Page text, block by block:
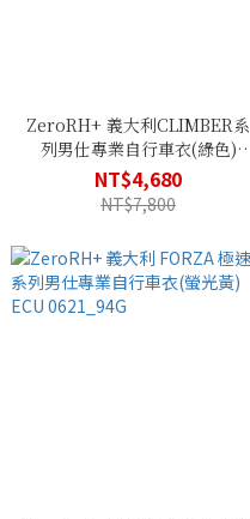
ZeroRH+ 義大利CLIMBER系
列男仕專業自行車衣(綠色)
ECU 0749_511
NT$4,680
NT$7,800